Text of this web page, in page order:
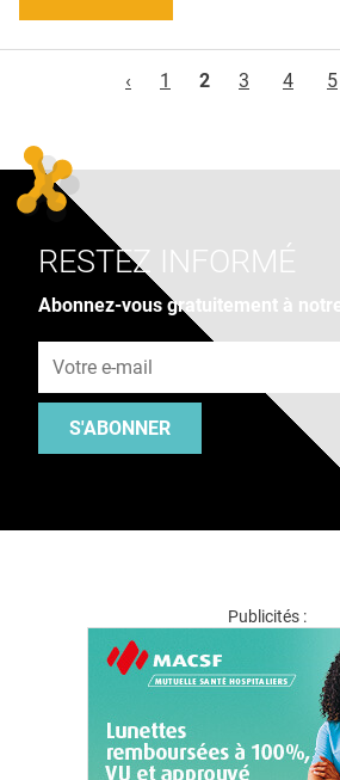
‹
1 2 3 4 5
RESTEZ INFORMÉ
Abonnez-vous gratuitement à
S'ABONNER
Publicités :